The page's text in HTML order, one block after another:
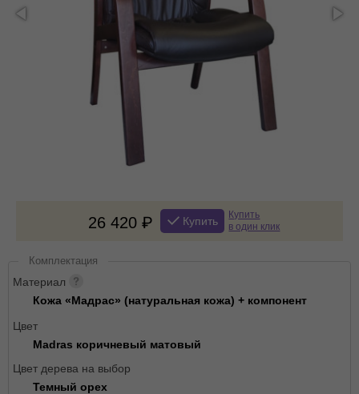
26 420 Купить
Купить
в один клик
Комплектация
Материал
Кожа «Мадрас» (натуральная кожа) + компонент
Цвет
Madras коричневый матовый
Цвет дерева на выбор
Темный орех